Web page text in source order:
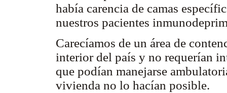
había carencia de camas
nuestros pacientes
Carecíamos de un área de
interior del país y no requerían
que podían manejarse
vivienda no lo hacían posible.